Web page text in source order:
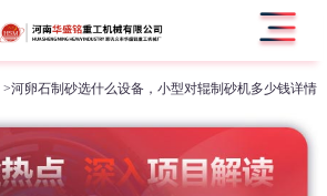
>河卵石制砂选什么设备，小型对辊制砂机多少钱详情